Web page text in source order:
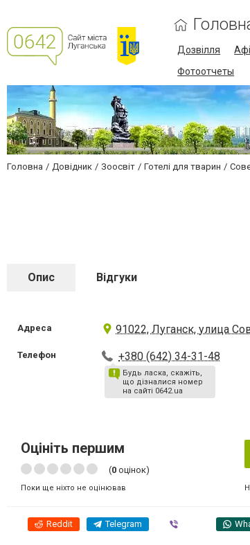
Дозвілля
Фотоотчеты
Головна Довідник Зоосвіт Готелі для тварин
Опис Відгуки
Адреса 91022, Луганск, улица
Телефон +380 (642) 34-31-48
Будь ласка, скажіть,
що дізналися номер
на сайті 0642.ua
Оцініть першим
(0 оцінок)
Поки ще ніхто не оцінював
Reddit Telegram